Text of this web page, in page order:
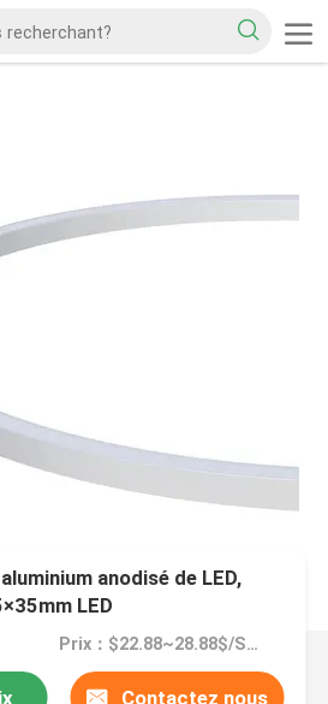
anodisé de LED,
LED
Prix：$22.88~28.88$/SET
Contactez nous